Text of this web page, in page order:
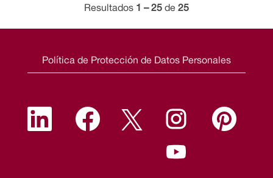
Resultados 1 – 25 de 25
Política de Protección de Datos Personales
S
a
S
e
a
S
e
a
e
a
S
e
a